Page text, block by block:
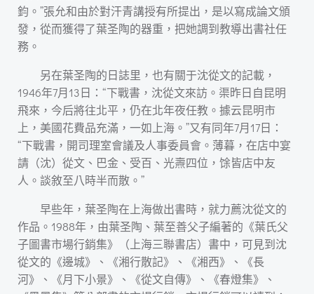
鈞。”張允和由於對汗青講授有所提出，是以寫成論文頒
發，從而獲得了葉圣陶的器重，把她調到教導出書社任
務。
另在葉圣陶的日誌里，也有關于沈從文的記載，
1946年7月13日：“下戰書，沈從文來訪。渠昨日自昆明
飛來，今后將往北平，仍在北年夜任教。據云昆明市
上，美國花費品充滿，一如上海。”又有同年7月17日：
“下戰書，開司理室會議及人事委員會。薄暮，在店中宴
請（沈）從文、巴金、受百、光燾四位，馀皆店中友
人。談敘至八時半而散。”
早些年，葉圣陶在上海做出書時，就力薦沈從文的
作品。1988年，由葉圣陶、葉至善父子編著的《葉氏父
子圖書市場行銷集》（上海三聯書店）書中，可見到沈
從文的《邊城》、《湘行散記》、《湘西》、《長
河》、《月下小景》、《從文自傳》、《春燈集》、